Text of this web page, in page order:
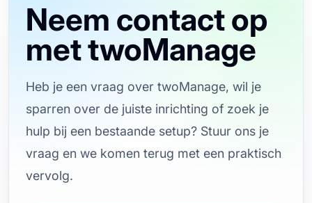
Neem contact op
met twoManage
Heb je een vraag over twoManage, wil je
sparren over de juiste inrichting of zoek je
hulp bij een bestaande setup? Stuur ons je
vraag en we komen terug met een praktisch
vervolg.